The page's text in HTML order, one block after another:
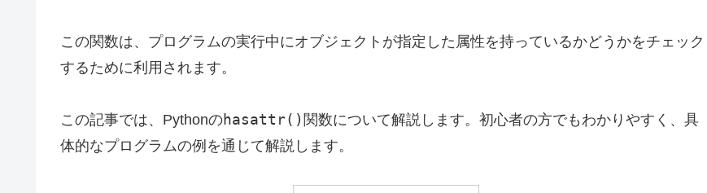
この関数は、プログラムの実行中にオブジェクトが指定した属性を持っているかどうかをチェック
するために利用されます。
この記事では、Pythonのhasattr() 関数について解説します。初心者の方でもわかりやすく、具
体的なプログラムの例を通じて解説します。